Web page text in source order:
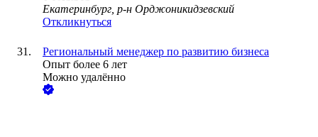
Екатеринбург, р-н Орджоникидзевский
Откликнуться
Региональный менеджер по развитию бизнеса
Опыт более 6 лет
Можно удалённо